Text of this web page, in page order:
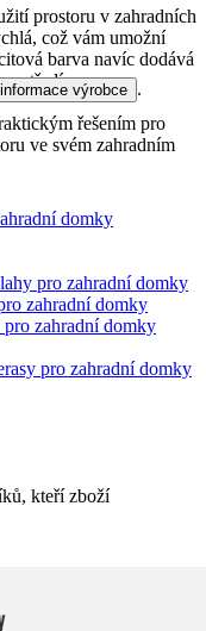
prostoru v zahradních
což vám umožní
barva navíc dodává
řešením pro
ve svém zahradním
informace výrobce .
domky
pro zahradní domky
zahradní domky
zahradní domky
pro zahradní domky
kteří zboží